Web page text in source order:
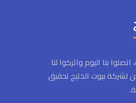
بنا اليوم واتركوا لنا
لشركة بيوت الخليج تحقيق